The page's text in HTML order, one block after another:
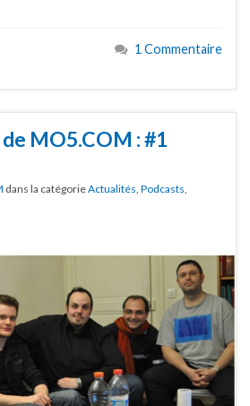
1 Commentaire
MO5.COM : #1
dans la catégorieActualités, Podcasts,